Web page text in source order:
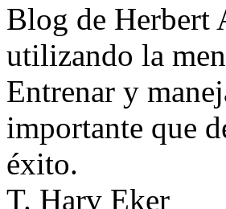
Blog de Herbert
utilizando la
Entrenar y
importante que
éxito.
T. Harv Eker